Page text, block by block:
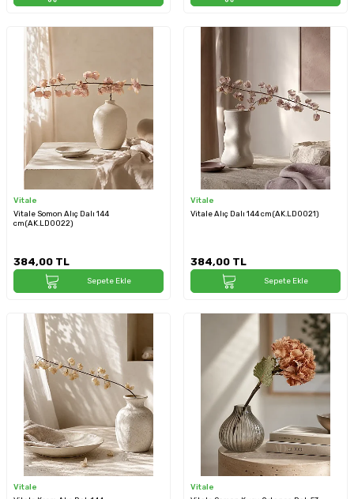
Vitale
Vitale Somon Alıç Dalı 144
cm(AK.LD0022)
384,00 TL
Sepete Ekle
Vitale
Vitale Alıç Dalı 144 cm(AK.LD0021)
384,00 TL
Sepete Ekle
Vitale
Vitale